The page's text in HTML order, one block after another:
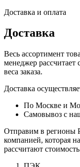
Доставка и оплата
Доставка
Весь ассортимент
менеджер рассчитает
веса заказа.
Доставка
По Москве и
Самовывоз с
Отправим в регионы
компанией, которая
рассчитают